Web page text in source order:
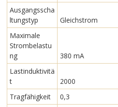
Ausgangsscha
ltungstyp
Gleichstrom
Maximale
Strombelastu
ng
380 mA
Lastinduktivitä
t
2000
Tragfähigkeit
0,3